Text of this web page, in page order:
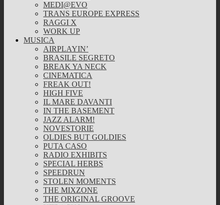
MEDI@EVO
TRANS EUROPE EXPRESS
RAGGI X
WORK UP
MUSICA
AIRPLAYIN’
BRASILE SEGRETO
BREAK YA NECK
CINEMATICA
FREAK OUT!
HIGH FIVE
IL MARE DAVANTI
IN THE BASEMENT
JAZZ ALARM!
NOVESTORIE
OLDIES BUT GOLDIES
PUTA CASO
RADIO EXHIBITS
SPECIAL HERBS
SPEEDRUN
STOLEN MOMENTS
THE MIXZONE
THE ORIGINAL GROOVE